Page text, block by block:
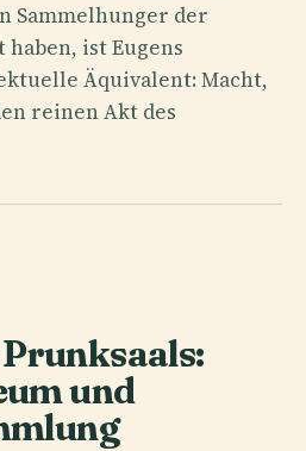
Sammelhunger der
ist Eugens
Äquivalent: Macht,
reinen Akt des
und